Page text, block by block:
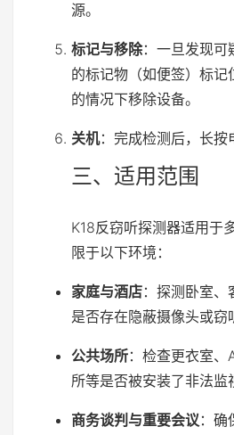
源。
标记与移除：一旦发现可
的标记物（如便签）标
的情况下移除设备。
关机：完成检测后，长按
三、适用范围
K18反窃听探测器适用于
限于以下环境：
家庭与酒店：探测卧室
是否存在隐蔽摄像头或窃
公共场所：检查更衣室
所等是否被安装了非法监
商务谈判与重要会议：确